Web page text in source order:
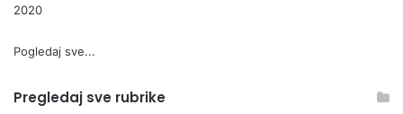
2020
Pogledaj sve...
Pregledaj sve rubrike